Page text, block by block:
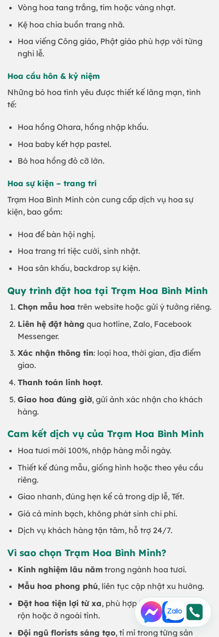
Vòng hoa tang trắng, tím hoặc vàng nhạt.
Kệ hoa chia buồn trang nhã.
Hoa viếng Công giáo, Phật giáo phù hợp với từng
nghi lễ.
Hoa cầu hôn & kỷ niệm
Những bó hoa tình yêu được thiết kế lãng mạn, tinh
tế:
Hoa hồng Ohara, hồng nhập khẩu.
Hoa baby kết hợp pastel.
Bó hoa hồng đỏ cỡ lớn.
Hoa sự kiện – trang trí
Trạm Hoa Bình Minh còn cung cấp dịch vụ hoa sự
kiện, bao gồm:
Hoa để bàn hội nghị.
Hoa trang trí tiệc cưới, sinh nhật.
Hoa sân khấu, backdrop sự kiện.
Quy trình đặt hoa tại Trạm Hoa Bình Minh
Chọn mẫu hoa trên website hoặc gửi ý tưởng riêng.
Liên hệ đặt hàng qua hotline, Zalo, Facebook
Messenger.
Xác nhận thông tin: loại hoa, thời gian, địa điểm
giao.
Thanh toán linh hoạt.
Giao hoa đúng giờ, gửi ảnh xác nhận cho khách
hàng.
Cam kết dịch vụ của Trạm Hoa Bình Minh
Hoa tươi mới 100%, nhập hàng mỗi ngày.
Thiết kế đúng mẫu, giống hình hoặc theo yêu cầu
riêng.
Giao nhanh, đúng hẹn kể cả trong dịp lễ, Tết.
Giá cả minh bạch, không phát sinh chi phí.
Dịch vụ khách hàng tận tâm, hỗ trợ 24/7.
Vì sao chọn Trạm Hoa Bình Minh?
Kinh nghiệm lâu nămtrong ngành hoa tươi.
Mẫu hoa phong phú, liên tục cập nhật xu hướng.
Đặt hoa tiện lợi từ xa, phù hợp khách hàng bận
rộn hoặc ở ngoài tỉnh.
Đội ngũ florists sáng tạo, tỉ mỉ trong từng sản